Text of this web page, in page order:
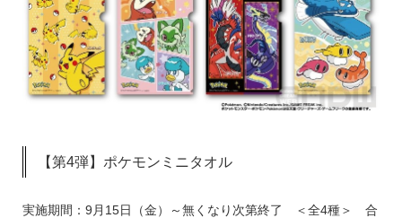
【第4弾】ポケモンミニタオル
実施期間：9月15日（金）～無くなり次第終了 ＜全4種＞ 合